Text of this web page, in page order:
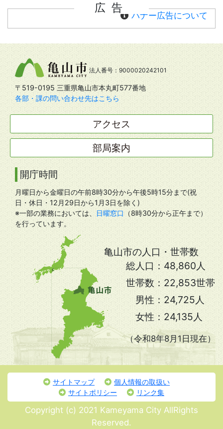
広告
バナー広告について
法人番号：9000020242101
〒519-0195 三重県亀山市本丸町577番地
各部・課の問い合わせ先はこちら
アクセス
部局案内
開庁時間
月曜日から金曜日の午前8時30分から午後5時15分まで(祝
日・休日・12月29日から1月3日を除く)
※一部の業務においては、
日曜窓口
（8時30分から正午まで）
を行っています。
亀山市の人口・世帯数
総人口： 48,860人
世帯数： 22,853世帯
男性： 24,725人
女性： 24,135人
（令和8年8月1日現在）
サイトマップ
個人情報の取扱い
サイトポリシー
リンク集
Copyright (c) 2021 Kameyama City AllRights
Reserved.